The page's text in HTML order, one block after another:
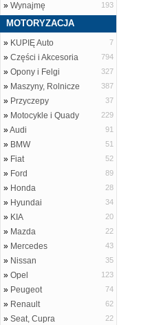
» Wynajmę 193
MOTORYZACJA
» KUPIĘ Auto 7
» Części i Akcesoria 794
» Opony i Felgi 327
» Maszyny, Rolnicze 387
» Przyczepy 37
» Motocykle i Quady 229
»Audi 91
» BMW 51
» Fiat 52
» Ford 89
» Honda 28
» Hyundai 34
» KIA 20
» Mazda 22
» Mercedes 43
» Nissan 35
» Opel 123
» Peugeot 74
» Renault 62
» Seat, Cupra 22